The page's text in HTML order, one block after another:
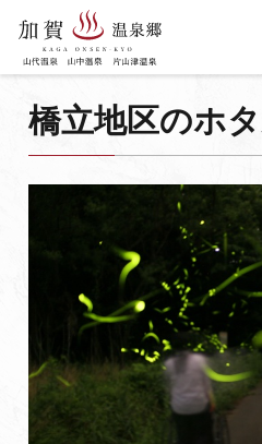
おみやげ
泊まる
Language
橋立地区のホ